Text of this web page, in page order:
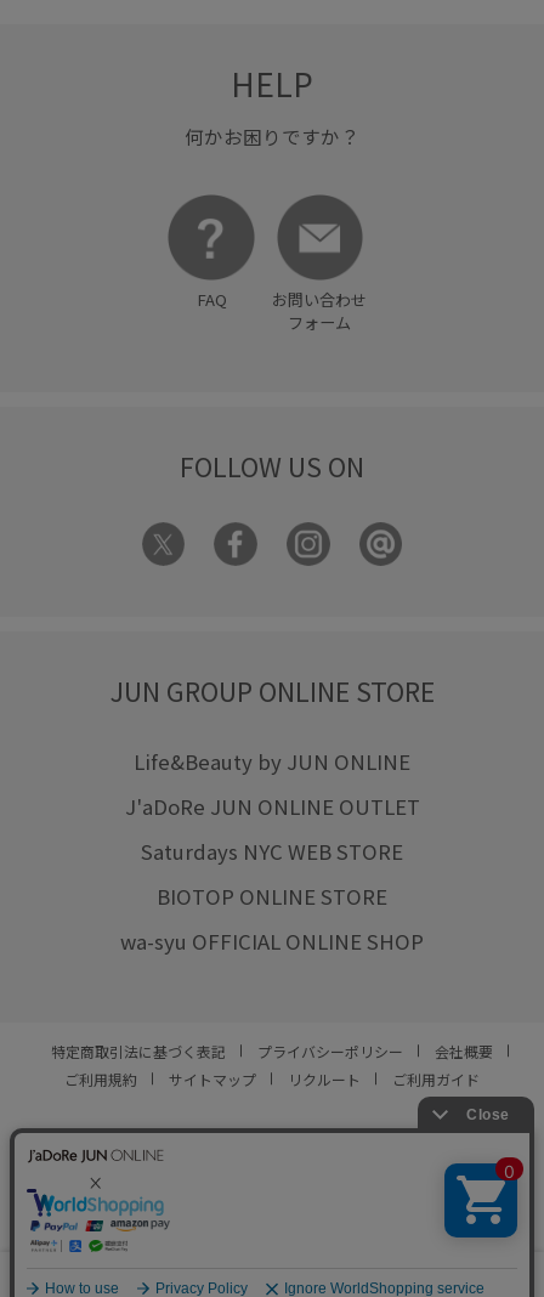
0
HELP
何かお困りですか？
FAQ
お問い合わせ
フォーム
FOLLOW US ON
JUN GROUP ONLINE STORE
Life&Beauty by JUN ONLINE
J'aDoRe JUN ONLINE OUTLET
Saturdays NYC WEB STORE
BIOTOP ONLINE STORE
wa-syu OFFICIAL ONLINE SHOP
特定商取引法に基づく表記 プライバシーポリシー
会社概要
ご利用規約
サイトマップ リクルート ご利用ガイド
© JUN CO.,LTD. ALL RIGHTS RESERVED.